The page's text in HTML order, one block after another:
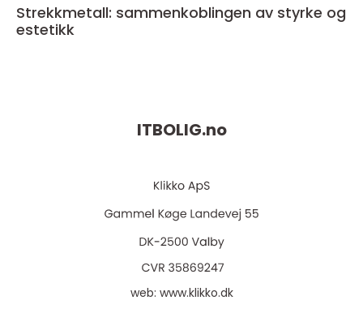
Strekkmetall: sammenkoblingen av styrke og
estetikk
ITBOLIG.no
web: www.klikko.dk